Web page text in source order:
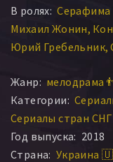
В ролях: Серафима
Михаил Жонин
Юрий Гребельник
Жанр: мелодрама
Категории:
Сериалы стран СНГ
Год выпуска: 2018
Страна: Украина